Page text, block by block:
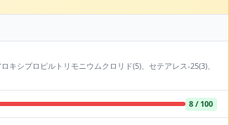
キシプロピルトリモニウムクロリド(5)、セテアレス-25(3)、
8 / 100